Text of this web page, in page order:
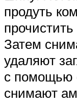
продуть
Затем
удаляют
с помощью
снимают